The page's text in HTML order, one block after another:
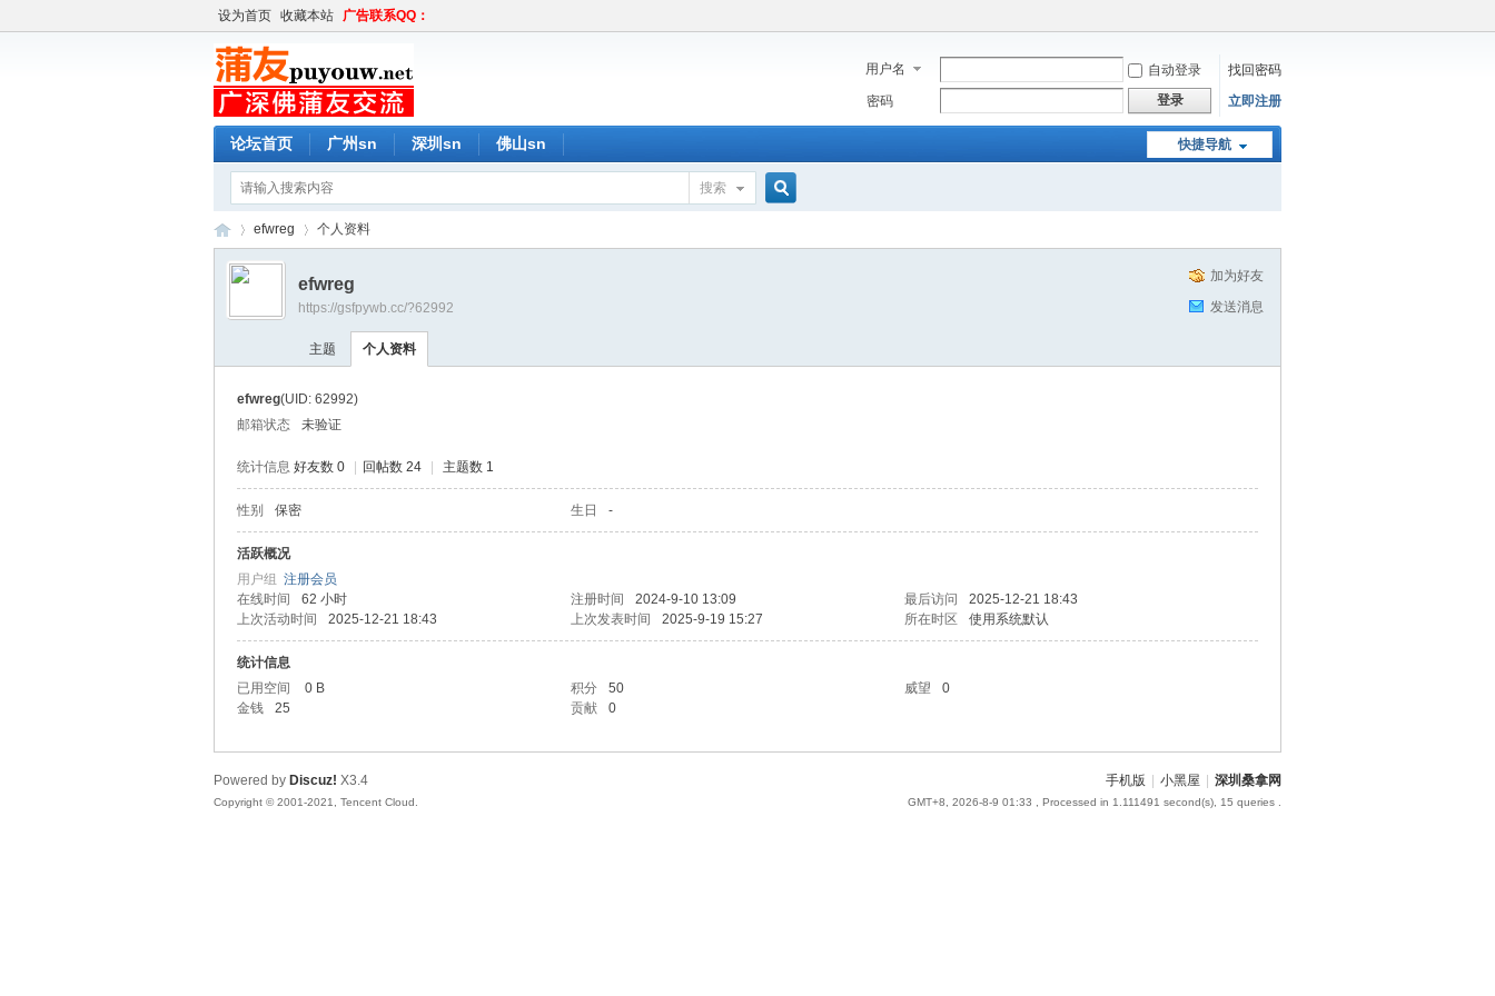
设为首页 收藏本站 广告联系QQ：
用户名 自动登录
找回密码
密码
登录 立即注册
快捷导航
论坛首页 广州sn 深圳sn 佛山sn
搜索
›
efwreg 个人资料
加为好友
发送消息
efwreg
https://gsfpywb.cc/?62992
主题 个人资料
efwreg(UID: 62992)
邮箱状态
未验证
统计信息 好友数 0 回帖数 24 主题数 1
性别 保密 生日 -
活跃概况
用户组 注册会员
在线时间
62 小时 注册时间 2024-9-10 13:09 最后访问
2025-12-21 18:43
上次活动时间
2025-12-21 18:43 上次发表时间 2025-9-19 15:27 所在时区 使用系统默认
统计信息
已用空间
0 B 积分 50 威望
0
金钱
25 贡献 0
手机版 小黑屋 深圳桑拿网
GMT+8, 2026-8-9 01:33 , Processed in 1.111491 second(s), 15 queries .
Powered by Discuz! X3.4
Copyright © 2001-2021, Tencent Cloud.